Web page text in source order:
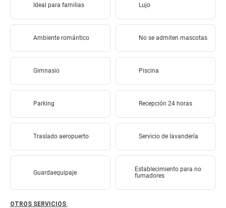
Ideal para familias Lujo
Ambiente romántico No se admiten mascotas
Gimnasio Piscina
Parking Recepción 24 horas
Traslado aeropuerto Servicio de lavandería
Guardaequipaje
Establecimiento para no
fumadores
OTROS SERVICIOS